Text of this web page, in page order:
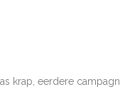
krap, eerdere